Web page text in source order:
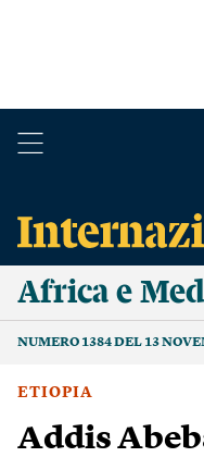
Africa e
NUMERO 1384 DEL 13
ETIOPIA
Addis